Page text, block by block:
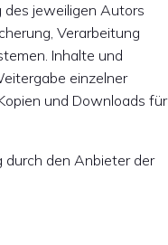
des jeweiligen Autors
Verarbeitung
Inhalte und
einzelner
und Downloads für
durch den Anbieter der